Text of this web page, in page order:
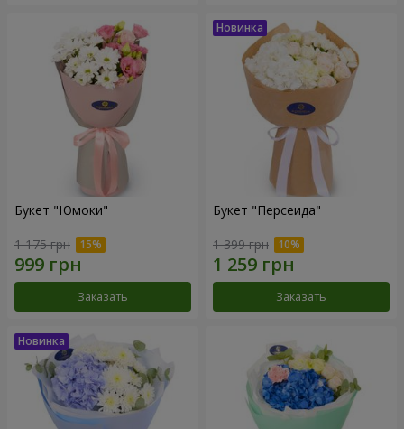
Букет "Юмоки"
1 175 грн
Заказать
Букет "Персеида"
1 399 грн
Заказать